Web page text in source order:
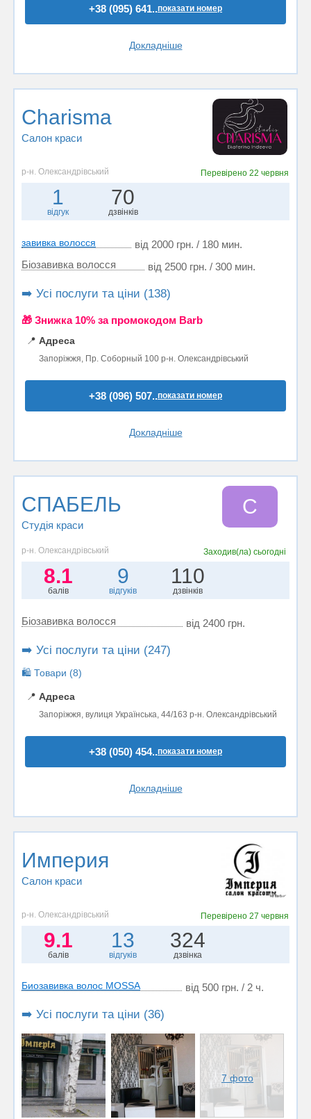
+38 (095) 641..показати номер
Докладніше
Charisma
Салон краси
р-н. Олександрівський Перевірено22 червня
1
відгук
70
дзвінків
завивка волосся
від 2000 грн. / 180 мин.
Біозавивка волосся
від 2500 грн. / 300 мин.
➡️ Усі послуги та ціни (138)
🎁 Знижка 10% за промокодом Barb
📍 Адреса
Запоріжжя, Пр. Соборный 100 р-н. Олександрівський
+38 (096) 507..показати номер
Докладніше
СПАБЕЛЬ
Студія краси
С
р-н. Олександрівський Заходив(ла)сьогодні
8.1
балів
9
відгуків
110
дзвінків
Біозавивка волосся від 2400 грн.
➡️ Усі послуги та ціни (247)
🛍️ Товари (8)
📍 Адреса
Запоріжжя, вулиця Українська, 44/163 р-н. Олександрівський
+38 (050) 454..показати номер
Докладніше
Империя
Салон краси
р-н. Олександрівський Перевірено27 червня
9.1
балів
13
відгуків
324
дзвінка
Биозавивка волос MOSSA від 500 грн. / 2 ч.
➡️ Усі послуги та ціни (36)
7 фото